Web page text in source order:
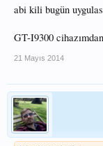
abi kili bugün
GT-I9300
21 Mayıs 2014